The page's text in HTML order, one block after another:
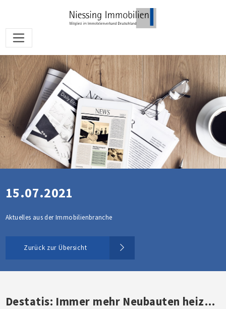
15.07.2021
Aktuelles aus der Immobilienbranche
Zurück zur Übersicht
Destatis: Immer mehr Neubauten heizen klimafreundlich